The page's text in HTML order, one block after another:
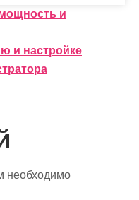
и
и настройке
необходимо